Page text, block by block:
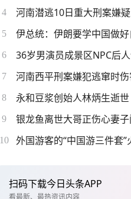
4 河南潜逃10日重大刑案嫌
5 伊总统：伊朗要学中国做
6 36岁男演员成景区NPC后
7 河南西平刑案嫌犯逃窜时
8 永和豆浆创始人林炳生逝世
9 银龙鱼离世大哥正伤心妻
10 外国游客的“中国游三件套”
扫码下载今日头条APP
看最新、最热资讯内容